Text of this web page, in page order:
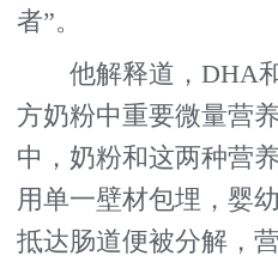
者”。
他解释道，DHA和
方奶粉中重要微量营
中，奶粉和这两种营
用单一壁材包埋，婴
抵达肠道便被分解，